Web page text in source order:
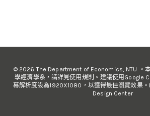
© 2026 The Department of Economics, NTU 。
學經濟學系，請詳見使用規則。建議使用Google
幕解析度設為1920X1080，以獲得最佳瀏覽效果
Design Center